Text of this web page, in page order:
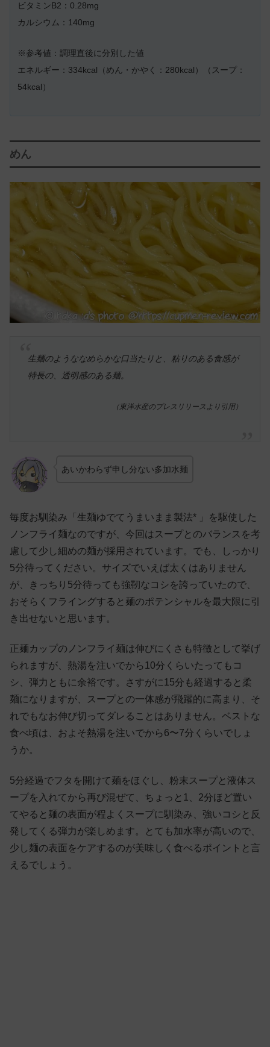
ビタミンB2：0.28mg
カルシウム：140mg
※参考値：調理直後に分別した値
エネルギー：334kcal（めん・かやく：280kcal）（スープ：
54kcal）
めん
生麺のようななめらかな口当たりと、粘りのある食感が
特長の、透明感のある麺。
（東洋水産のプレスリリースより引用）
あいかわらず申し分ない多加水麺
毎度お馴染み「生麺ゆでてうまいまま製法* 」を駆使した
ノンフライ麺なのですが、今回はスープとのバランスを考
慮して少し細めの麺が採用されています。でも、しっかり
5分待ってください。サイズでいえば太くはありません
が、きっちり5分待っても強靭なコシを誇っていたので、
おそらくフライングすると麺のポテンシャルを最大限に引
き出せないと思います。
正麺カップのノンフライ麺は伸びにくさも特徴として挙げ
られますが、熱湯を注いでから10分くらいたってもコ
シ、弾力ともに余裕です。さすがに15分も経過すると柔
麺になりますが、スープとの一体感が飛躍的に高まり、そ
れでもなお伸び切ってダレることはありません。ベストな
食べ頃は、およそ熱湯を注いでから6〜7分くらいでしょ
うか。
5分経過でフタを開けて麺をほぐし、粉末スープと液体ス
ープを入れてから再び混ぜて、ちょっと1、2分ほど置い
てやると麺の表面が程よくスープに馴染み、強いコシと反
発してくる弾力が楽しめます。とても加水率が高いので、
少し麺の表面をケアするのが美味しく食べるポイントと言
えるでしょう。